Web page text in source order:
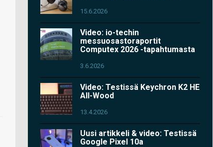
15.6.2026
Video: io-techin
messuosastoraportit
Computex 2026 -tapahtumasta
3.6.2026
Video: Testissä Keychron K2 HE
All-Wood
13.4.2026
Uusi artikkeli & video: Testissä
Google Pixel 10a